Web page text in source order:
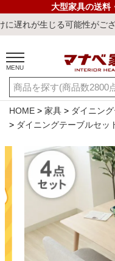
大型家具の送料
能性がございます。ご迷
MENU
ご利用ガイド
店舗一覧
よくある質問
キーワード・商品番号で
冷感ラグ
HOME 家具
ダイニン
ダイニングテーブルセッ